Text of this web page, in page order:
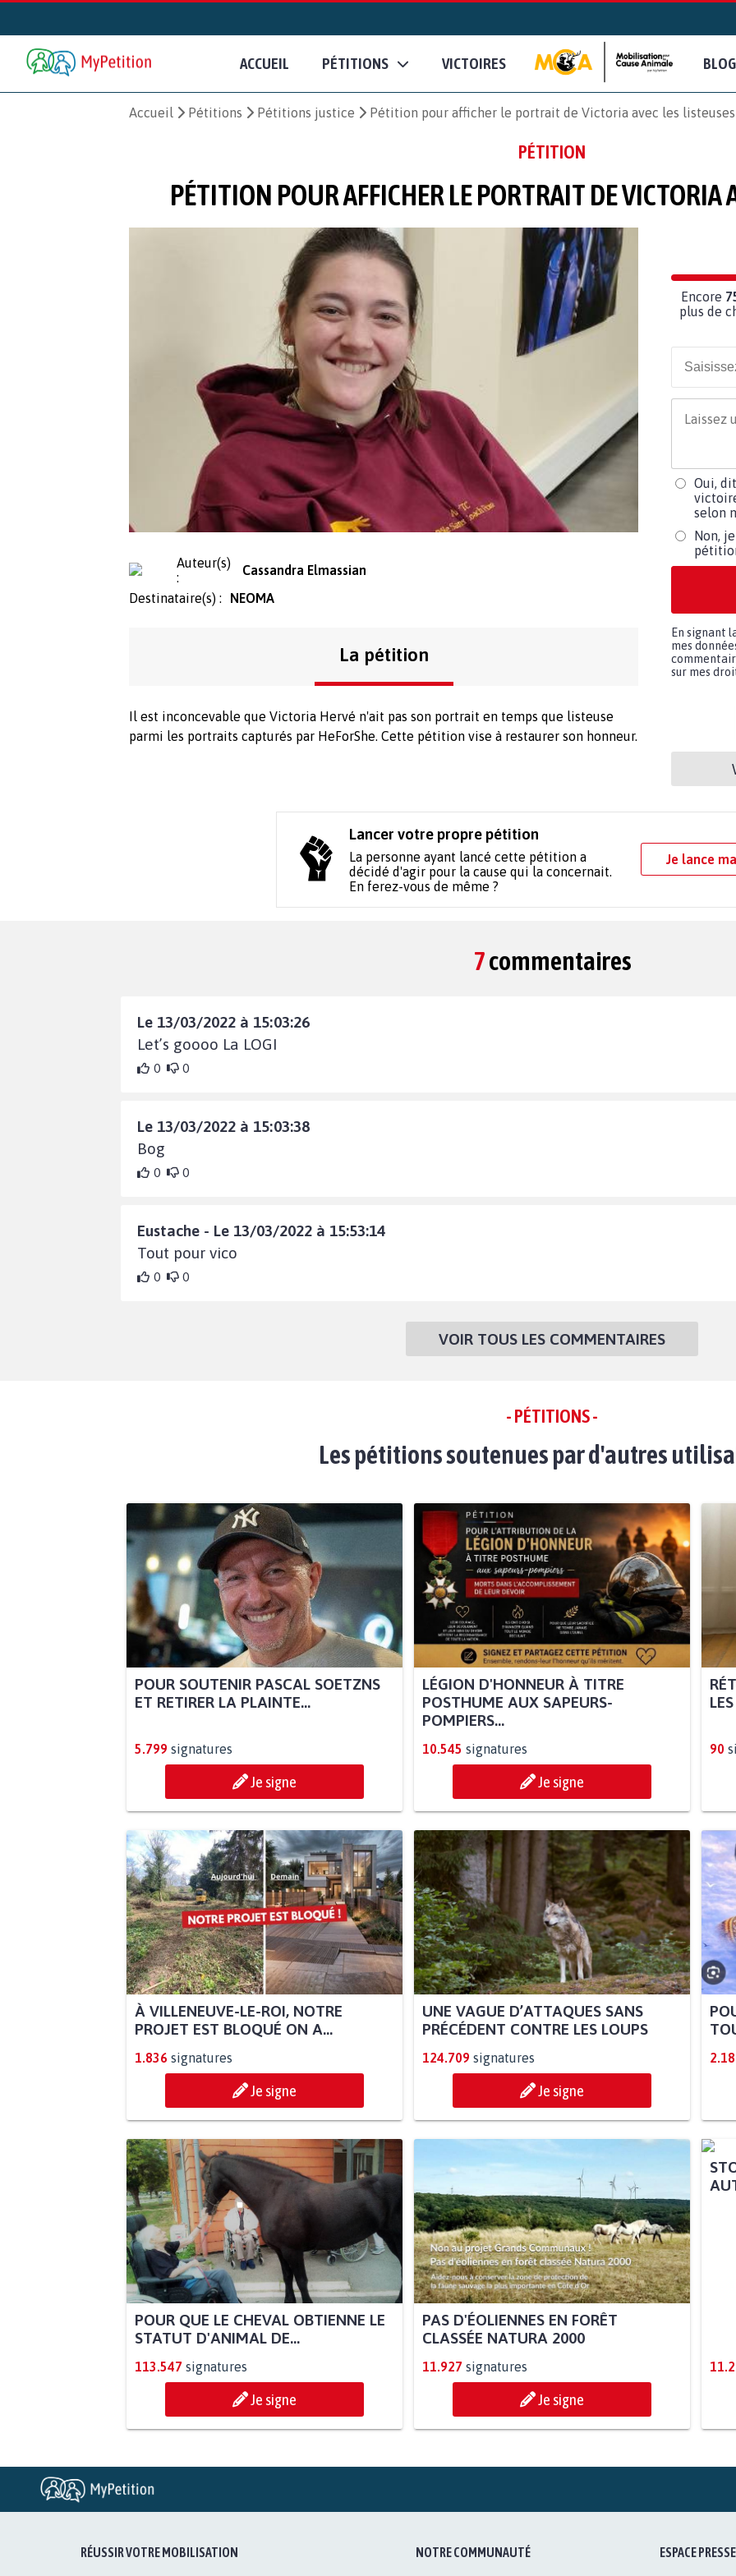
ACCUEIL PÉTITIONS VICTOIRES BLOG
Accueil Pétitions Pétitions justice Pétition pour afficher le portrait de Victoria avec les listeuses
PÉTITION
PÉTITION POUR AFFICHER LE PORTRAIT DE VICTORIA
Auteur(s)
:
Cassandra Elmassian
Destinataire(s) :
NEOMA
La pétition
Il est inconcevable que Victoria Hervé n'ait pas son portrait en temps que listeuse
parmi les portraits capturés par HeForShe. Cette pétition vise à restaurer son honneur.
Encore
plus de
Oui,
selon
Non,
En signant
mes
sur mes
Lancer votre propre pétition
La personne ayant lancé cette pétition a
décidé d'agir pour la cause qui la concernait.
En ferez-vous de même ?
Je lance
7commentaires
Le 13/03/2022 à 15:03:26
Let’s goooo La LOGI
0 0
Le 13/03/2022 à 15:03:38
Bog
0 0
Eustache - Le 13/03/2022 à 15:53:14
Tout pour vico
0 0
VOIR TOUS LES COMMENTAIRES
- PÉTITIONS -
Les pétitions soutenues par d'autres
POUR SOUTENIR PASCAL SOETZNS
ET RETIRER LA PLAINTE...
5.799 signatures
Je signe
LÉGION D'HONNEUR À TITRE
POSTHUME AUX SAPEURS-
POMPIERS...
10.545 signatures
Je signe
90
À VILLENEUVE-LE-ROI, NOTRE
PROJET EST BLOQUÉ ON A...
1.836 signatures
Je signe
UNE VAGUE D’ATTAQUES SANS
PRÉCÉDENT CONTRE LES LOUPS
124.709 signatures
Je signe
POUR QUE LE CHEVAL OBTIENNE LE
STATUT D'ANIMAL DE...
113.547 signatures
Je signe
PAS D'ÉOLIENNES EN FORÊT
CLASSÉE NATURA 2000
11.927 signatures
Je signe
RÉUSSIR VOTRE MOBILISATION NOTRE COMMUNAUTÉ ESPACE PRESSE